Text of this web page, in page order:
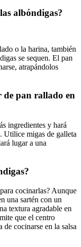
albóndigas?
o la harina, también
se sequen. El pan
atrapándolos
de pan rallado en
ingredientes y hará
Utilice migas de galleta
lugar a una
cocinarlas? Aunque
una sartén con un
textura agradable en
que el centro
cocinarse en la salsa